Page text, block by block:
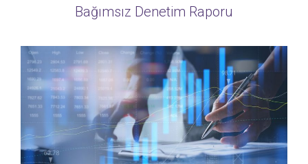
Bağımsız Denetim Raporu